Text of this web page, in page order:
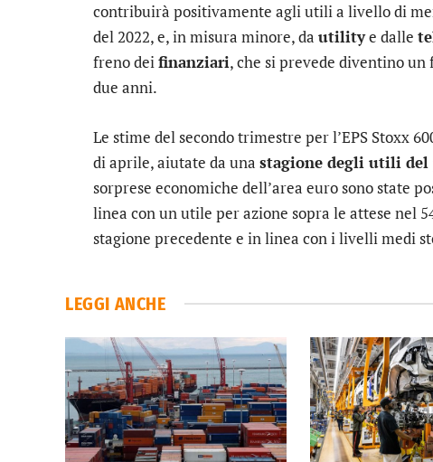
contribuirà positivamente agli utili a livello di
del 2022, e, in misura minore, da utilitye dalle
freno deifinanziari, che si prevede diventino
due anni.
Le stime del secondo trimestre per l’EPS Stoxx
di aprile, aiutate da una stagione degli utili
sorprese economiche dell’area euro sono state
linea con un utile per azione sopra le attese nel
stagione precedente e in linea con i livelli medi
LEGGI ANCHE